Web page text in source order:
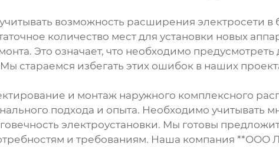
возможность расширения электросети
количество мест для установки новых
Это означает, что необходимо
стараемся избегать этих ошибок в наших
и монтаж наружного комплексного
подхода и опыта. Необходимо учитывать
электроустановки. Мы готовы
и требованиям. Наша компания